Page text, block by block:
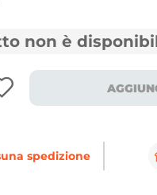
non è
spedizione